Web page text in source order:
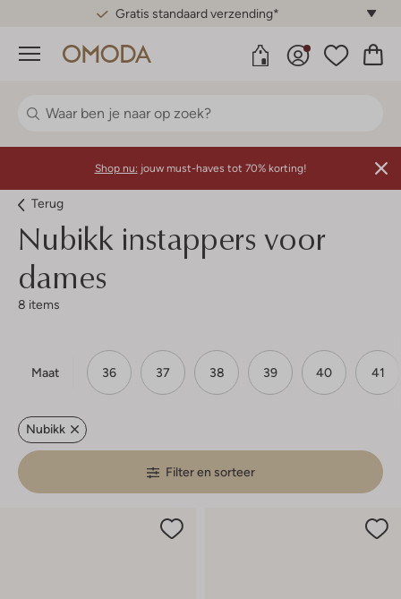
Gratis standaard verzending*
Menu
Shop nu: jouw must-haves tot 70% korting!
Terug
Nubikk instappers voor
dames
8 items
Maat 36 37 38 39 40 41
Nubikk
Filter en sorteer